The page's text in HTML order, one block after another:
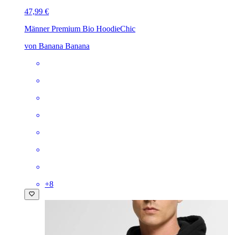
47,99 €
Männer Premium Bio HoodieChic
von Banana Banana
+8